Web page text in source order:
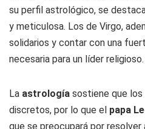
su perfil astrológico, se
y meticulosa. Los de Virgo,
solidarios y contar con una
necesaria para un líder religioso.
La astrología sostiene que los
discretos, por lo que el papa
que se preocupará por